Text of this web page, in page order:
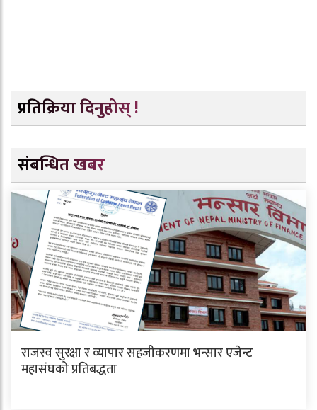
प्रतिक्रिया दिनुहोस् !
संबन्धित खबर
राजस्व सुरक्षा र व्यापार सहजीकरणमा भन्सार एजेन्ट
महासंघको प्रतिबद्धता